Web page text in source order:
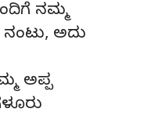
ನಮ್ಮ
ಅದು
ಅಪ್ಪ